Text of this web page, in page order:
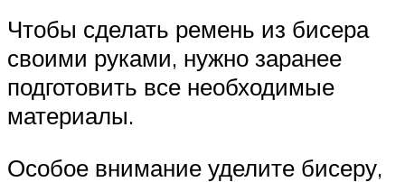
Чтобы сделать ремень из бисера
своими руками, нужно заранее
подготовить все необходимые
материалы.
Особое внимание уделите бисеру,